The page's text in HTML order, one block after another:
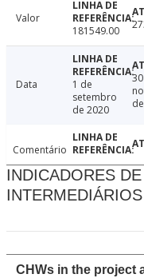
Valor
181549.00
Data
1 de
setembro
de 2020
Comentário
INDICADORES
INTERMEDIÁRIOS
CHWs in the project